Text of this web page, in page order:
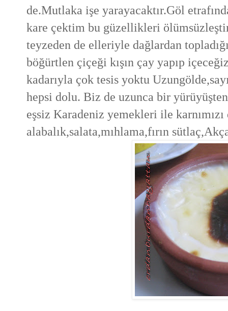
de.Mutlaka işe yarayacaktır.Göl
kare çektim bu güzellikleri
teyzeden de elleriyle dağlardan
böğürtlen çiçeği kışın çay yapıp
kadarıyla çok tesis yoktu
hepsi dolu. Biz de uzunca bir
eşsiz Karadeniz yemekleri ile
alabalık,salata,mıhlama,fırın